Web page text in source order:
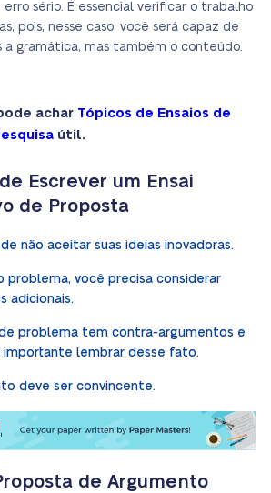
erro sério. É essencial verificar o trabalho
pois, nesse caso, você será capaz de
a gramática, mas também o conteúdo.
achar Tópicos de Ensaios de
útil.
Escrever um Ensai
de Proposta
não aceitar suas ideias inovadoras.
problema, você precisa considerar
adicionais.
problema tem contra-argumentos e
importante lembrar desse fato.
deve ser convincente.
de Argumento